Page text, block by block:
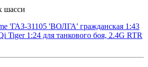
шасси
'ГАЗ-31105 'ВОЛГА' гражданская 1:43
Tiger 1:24 для танкового боя, 2.4G RTR